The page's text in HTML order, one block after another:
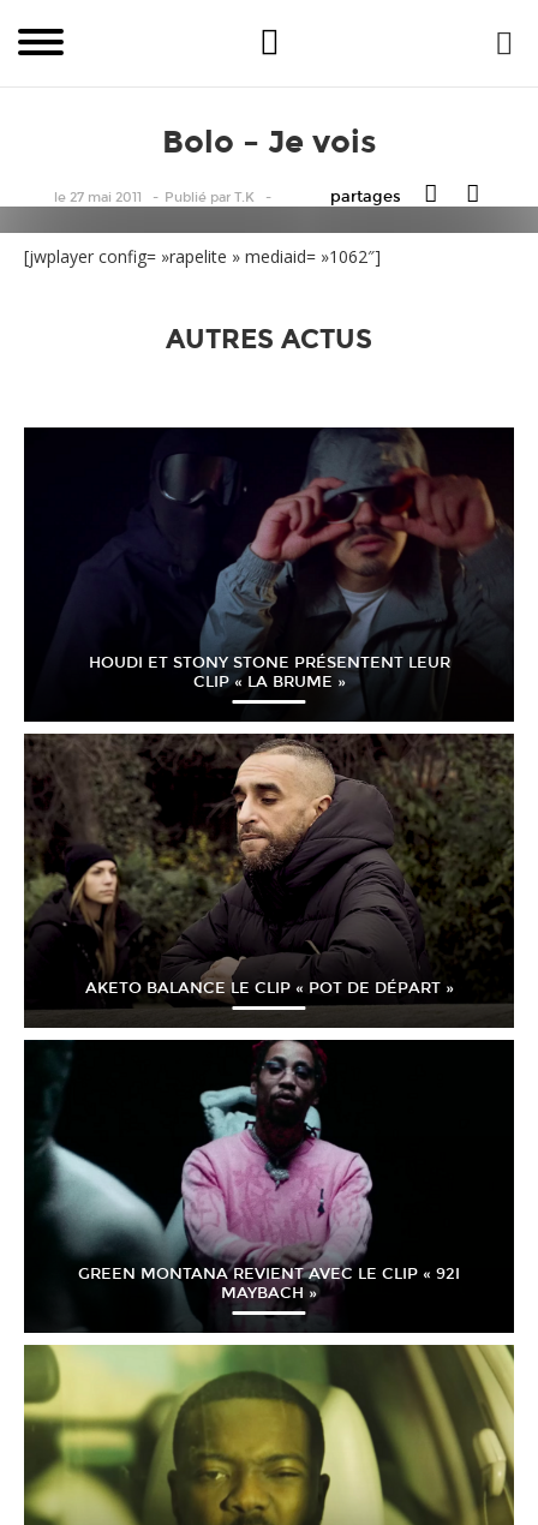
Bolo – Je vois
le 27 mai 2011 Publiépar T.K partages
[jwplayer config= »rapelite » mediaid= »1062″]
AUTRES ACTUS
HOUDI ET STONY STONE PRÉSENTENT LEUR
CLIP « LA BRUME »
AKETO BALANCE LE CLIP « POT DE DÉPART »
GREEN MONTANA REVIENT AVEC LE CLIP « 92I
MAYBACH »